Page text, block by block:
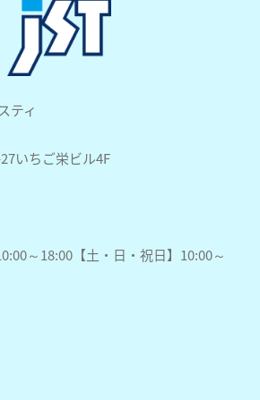
ティ
いちご栄ビル4F
～18:00【土・日・祝日】10:00～